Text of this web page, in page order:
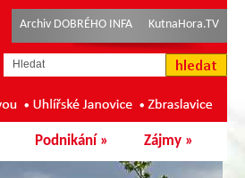
Archiv DOBRÉHO INFA KutnaHora.TV
Podnikání » Zájmy »